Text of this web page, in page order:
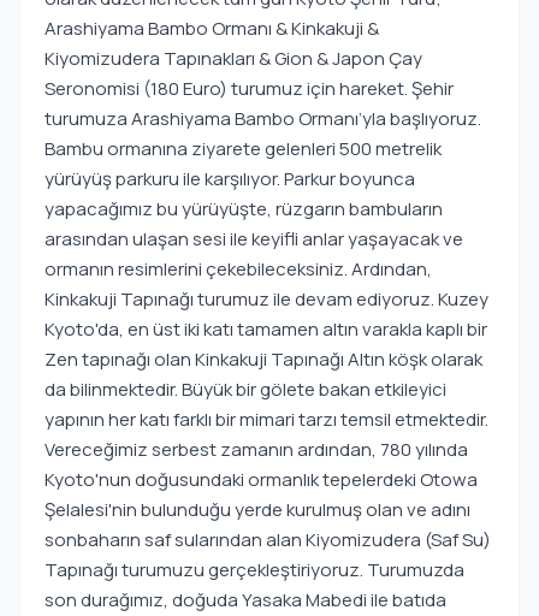
Arashiyama Bambo Ormanı & Kinkakuji &
Kiyomizudera Tapınakları & Gion & Japon Çay
Seronomisi (180 Euro) turumuz için hareket. Şehir
turumuza Arashiyama Bambo Ormanı’yla başlıyoruz.
Bambu ormanına ziyarete gelenleri 500 metrelik
yürüyüş parkuru ile karşılıyor. Parkur boyunca
yapacağımız bu yürüyüşte, rüzgarın bambuların
arasından ulaşan sesi ile keyifli anlar yaşayacak ve
ormanın resimlerini çekebileceksiniz. Ardından,
Kinkakuji Tapınağı turumuz ile devam ediyoruz. Kuzey
Kyoto'da, en üst iki katı tamamen altın varakla kaplı bir
Zen tapınağı olan Kinkakuji Tapınağı Altın köşk olarak
da bilinmektedir. Büyük bir gölete bakan etkileyici
yapının her katı farklı bir mimari tarzı temsil etmektedir.
Vereceğimiz serbest zamanın ardından, 780 yılında
Kyoto'nun doğusundaki ormanlık tepelerdeki Otowa
Şelalesi'nin bulunduğu yerde kurulmuş olan ve adını
sonbaharın saf sularından alan Kiyomizudera (Saf Su)
Tapınağı turumuzu gerçekleştiriyoruz. Turumuzda
son durağımız, doğuda Yasaka Mabedi ile batıda